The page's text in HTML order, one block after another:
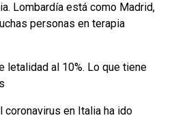
Lombardía está como Madrid,
personas en terapia
letalidad al 10%. Lo que tiene
coronavirus en Italia ha ido